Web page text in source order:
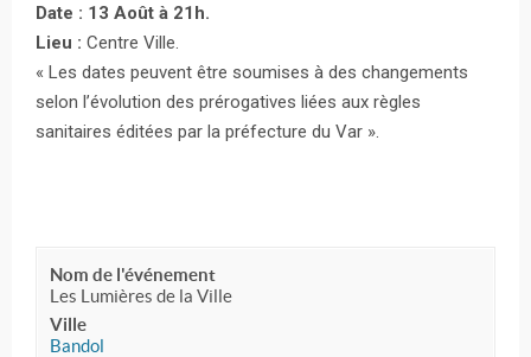
Date : 13 Août à 21h.
Lieu : Centre Ville.
« Les dates peuvent être soumises à des changements
selon l’évolution des prérogatives liées aux règles
sanitaires éditées par la préfecture du Var ».
Nom de l'événement
Les Lumières de la Ville
Ville
Bandol